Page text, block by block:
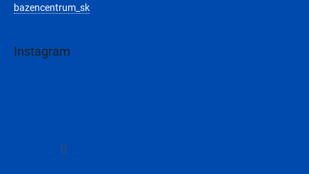
bazencentrum_sk
Instagram